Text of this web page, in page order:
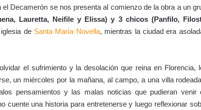
Decamerón se nos presenta al comienzo de la obra a un
Lauretta, Neifile y Elissa) y 3 chicos (Panfilo,
de Santa María Novella, mientras la ciudad era
el sufrimiento y la desolación que reina en Florencia,
un miércoles por la mañana, al campo, a una villa
pensamientos y las malas noticias que pudieran venir
cuente una historia para entretenerse y luego reflexionar